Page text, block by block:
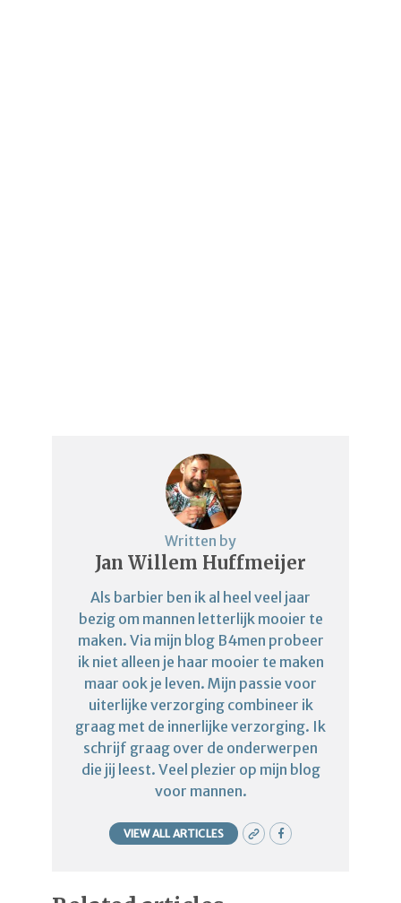
Written by
Jan Willem Huffmeijer
Als barbier ben ik al heel veel jaar
bezig om mannen letterlijk mooier te
maken. Via mijn blog B4men probeer
ik niet alleen je haar mooier te maken
maar ook je leven. Mijn passie voor
uiterlijke verzorging combineer ik
graag met de innerlijke verzorging. Ik
schrijf graag over de onderwerpen
die jij leest. Veel plezier op mijn blog
voor mannen.
VIEW ALL ARTICLES